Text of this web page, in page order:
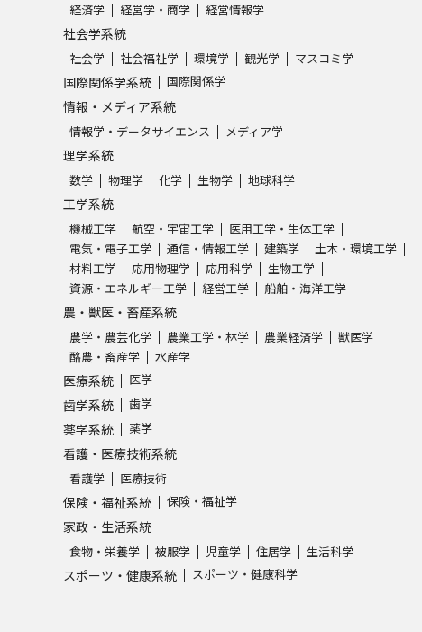
受験準備
志望校・出願校を調べる
テレメール全国一斉進学調査
学問発見
大学で学びたい学問発見
学問のミニ講義「夢ナビ講義」
ユーザーサポート
Ｑ＆Ａ よくあるご質問
資料の料金のお支払いについて 受付内容・
個人情報取扱規定
特定商取引表記
経済学 経営学・商学 経営情報学
社会学系統
社会学 社会福祉学 環境学 観光学 マスコミ学
国際関係学系統 国際関係学
情報・メディア系統
情報学・データサイエンス メディア学
理学系統
数学 物理学 化学 生物学 地球科学
工学系統
機械工学 航空・宇宙工学
医用工学・生体工学
電気・電子工学
通信・情報工学 建築学
土木・環境工学
材料工学
応用物理学 応用科学
生物工学
資源・エネルギー工学
経営工学 船舶・海洋工学
農・獣医・畜産系統
農学・農芸化学 農業工学・林学 農業経済学
獣医学
酪農・畜産学
水産学
医療系統 医学
歯学系統 歯学
薬学系統 薬学
看護・医療技術系統
看護学 医療技術
保険・福祉系統 保険・福祉学
家政・生活系統
食物・栄養学 被服学 児童学 住居学 生活科学
スポーツ・健康系統 スポーツ・健康科学